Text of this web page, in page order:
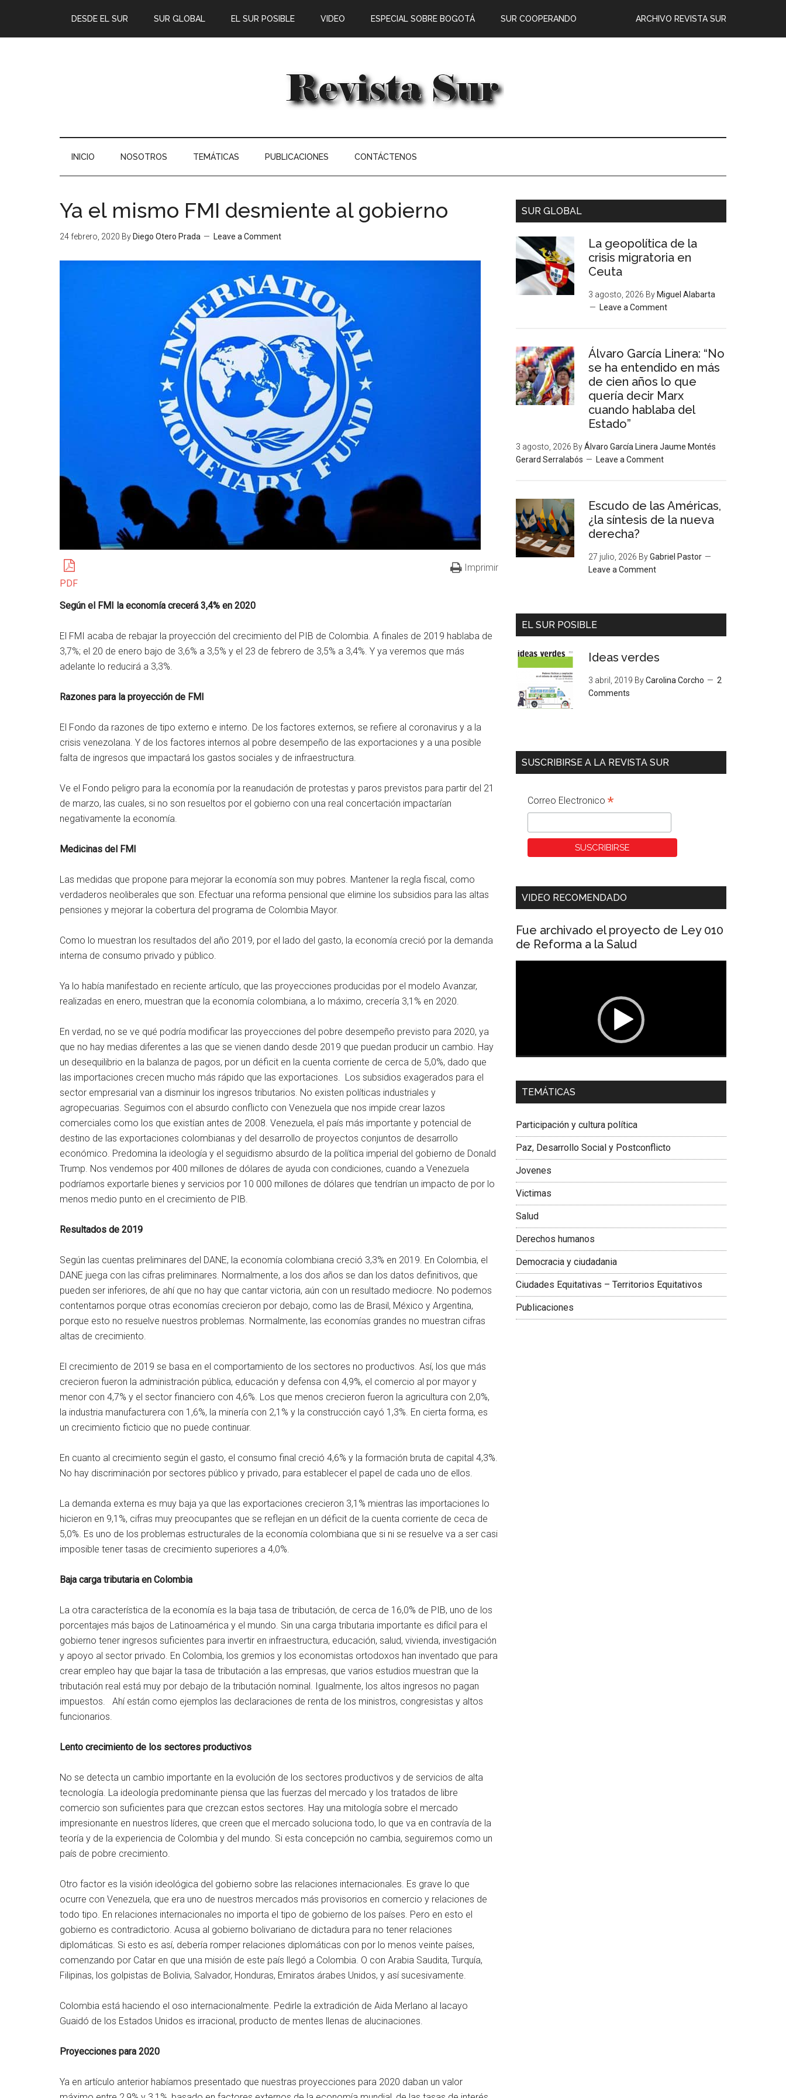
DESDE EL SUR SUR GLOBAL EL SUR POSIBLE ARCHIVO REVISTA SUR
VIDEO ESPECIAL SOBRE BOGOTÁ SUR COOPERANDO
INICIO NOSOTROS TEMÁTICAS PUBLICACIONES CONTÁCTENOS
Ya el mismo FMI desmiente al gobierno
24 febrero, 2020 By Diego Otero Prada Leave a Comment
PDF
Imprimir
Según el FMI la economía crecerá 3,4% en 2020
El FMI acaba de rebajar la proyección del crecimiento del PIB de Colombia. A finales de 2019 hablaba de
3,7%; el 20 de enero bajo de 3,6% a 3,5% y el 23 de febrero de 3,5% a 3,4%. Y ya veremos que más
adelante lo reducirá a 3,3%.
Razones para la proyección de FMI
El Fondo da razones de tipo externo e interno. De los factores externos, se refiere al coronavirus y a la
crisis venezolana. Y de los factores internos al pobre desempeño de las exportaciones y a una posible
falta de ingresos que impactará los gastos sociales y de infraestructura.
Ve el Fondo peligro para la economía por la reanudación de protestas y paros previstos para partir del 21
de marzo, las cuales, si no son resueltos por el gobierno con una real concertación impactarían
negativamente la economía.
Medicinas del FMI
Las medidas que propone para mejorar la economía son muy pobres. Mantener la regla fiscal, como
verdaderos neoliberales que son. Efectuar una reforma pensional que elimine los subsidios para las altas
pensiones y mejorar la cobertura del programa de Colombia Mayor.
Como lo muestran los resultados del año 2019, por el lado del gasto, la economía creció por la demanda
interna de consumo privado y público.
Ya lo había manifestado en reciente artículo, que las proyecciones producidas por el modelo Avanzar,
realizadas en enero, muestran que la economía colombiana, a lo máximo, crecería 3,1% en 2020.
En verdad, no se ve qué podría modificar las proyecciones del pobre desempeño previsto para 2020, ya
que no hay medias diferentes a las que se vienen dando desde 2019 que puedan producir un cambio. Hay
un desequilibrio en la balanza de pagos, por un déficit en la cuenta corriente de cerca de 5,0%, dado que
las importaciones crecen mucho más rápido que las exportaciones. Los subsidios exagerados para el
sector empresarial van a disminuir los ingresos tributarios. No existen políticas industriales y
agropecuarias. Seguimos con el absurdo conflicto con Venezuela que nos impide crear lazos
comerciales como los que existían antes de 2008. Venezuela, el país más importante y potencial de
destino de las exportaciones colombianas y del desarrollo de proyectos conjuntos de desarrollo
económico. Predomina la ideología y el seguidismo absurdo de la política imperial del gobierno de Donald
Trump. Nos vendemos por 400 millones de dólares de ayuda con condiciones, cuando a Venezuela
podríamos exportarle bienes y servicios por 10 000 millones de dólares que tendrían un impacto de por lo
menos medio punto en el crecimiento de PIB.
Resultados de 2019
Según las cuentas preliminares del DANE, la economía colombiana creció 3,3% en 2019. En Colombia, el
DANE juega con las cifras preliminares. Normalmente, a los dos años se dan los datos definitivos, que
pueden ser inferiores, de ahí que no hay que cantar victoria, aún con un resultado mediocre. No podemos
contentarnos porque otras economías crecieron por debajo, como las de Brasil, México y Argentina,
porque esto no resuelve nuestros problemas. Normalmente, las economías grandes no muestran cifras
altas de crecimiento.
El crecimiento de 2019 se basa en el comportamiento de los sectores no productivos. Así, los que más
crecieron fueron la administración pública, educación y defensa con 4,9%, el comercio al por mayor y
menor con 4,7% y el sector financiero con 4,6%. Los que menos crecieron fueron la agricultura con 2,0%,
la industria manufacturera con 1,6%, la minería con 2,1% y la construcción cayó 1,3%. En cierta forma, es
un crecimiento ficticio que no puede continuar.
En cuanto al crecimiento según el gasto, el consumo final creció 4,6% y la formación bruta de capital 4,3%.
No hay discriminación por sectores público y privado, para establecer el papel de cada uno de ellos.
La demanda externa es muy baja ya que las exportaciones crecieron 3,1% mientras las importaciones lo
hicieron en 9,1%, cifras muy preocupantes que se reflejan en un déficit de la cuenta corriente de ceca de
5,0%. Es uno de los problemas estructurales de la economía colombiana que si ni se resuelve va a ser casi
imposible tener tasas de crecimiento superiores a 4,0%.
Baja carga tributaria en Colombia
La otra característica de la economía es la baja tasa de tributación, de cerca de 16,0% de PIB, uno de los
porcentajes más bajos de Latinoamérica y el mundo. Sin una carga tributaria importante es difícil para el
gobierno tener ingresos suficientes para invertir en infraestructura, educación, salud, vivienda, investigación
y apoyo al sector privado. En Colombia, los gremios y los economistas ortodoxos han inventado que para
crear empleo hay que bajar la tasa de tributación a las empresas, que varios estudios muestran que la
tributación real está muy por debajo de la tributación nominal. Igualmente, los altos ingresos no pagan
impuestos. Ahí están como ejemplos las declaraciones de renta de los ministros, congresistas y altos
funcionarios.
Lento crecimiento de los sectores productivos
No se detecta un cambio importante en la evolución de los sectores productivos y de servicios de alta
tecnología. La ideología predominante piensa que las fuerzas del mercado y los tratados de libre
comercio son suficientes para que crezcan estos sectores. Hay una mitología sobre el mercado
impresionante en nuestros líderes, que creen que el mercado soluciona todo, lo que va en contravía de la
teoría y de la experiencia de Colombia y del mundo. Si esta concepción no cambia, seguiremos como un
país de pobre crecimiento.
Otro factor es la visión ideológica del gobierno sobre las relaciones internacionales. Es grave lo que
ocurre con Venezuela, que era uno de nuestros mercados más provisorios en comercio y relaciones de
todo tipo. En relaciones internacionales no importa el tipo de gobierno de los países. Pero en esto el
gobierno es contradictorio. Acusa al gobierno bolivariano de dictadura para no tener relaciones
diplomáticas. Si esto es así, debería romper relaciones diplomáticas con por lo menos veinte países,
comenzando por Catar en que una misión de este país llegó a Colombia. O con Arabia Saudita, Turquía,
Filipinas, los golpistas de Bolivia, Salvador, Honduras, Emiratos árabes Unidos, y así sucesivamente.
Colombia está haciendo el oso internacionalmente. Pedirle la extradición de Aida Merlano al lacayo
Guaidó de los Estados Unidos es irracional, producto de mentes llenas de alucinaciones.
Proyecciones para 2020
Ya en artículo anterior habíamos presentado que nuestras proyecciones para 2020 daban un valor
SUR GLOBAL
La geopolítica de la
crisis migratoria en
Ceuta
3 agosto, 2026 By Miguel Alabarta
Leave a Comment
Álvaro García Linera: “No
se ha entendido en más
de cien años lo que
quería decir Marx
cuando hablaba del
Estado”
3 agosto, 2026 ByÁlvaro García Linera Jaume Montés
Gerard Serralabós
Leave a Comment
Escudo de las Américas,
¿la síntesis de la nueva
derecha?
27 julio, 2026 ByGabriel Pastor
Leave a Comment
EL SUR POSIBLE
Ideas verdes
3 abril, 2019 ByCarolina Corcho
2
Comments
SUSCRIBIRSE A LA REVISTA SUR
Correo Electronico *
VIDEO RECOMENDADO
Fue archivado el proyecto de Ley 010
de Reforma a la Salud
Dra. Carolina Corcho Mejía,
Latinoamericana Sur, Vicepresidenta Federación
TEMÁTICAS
Participación y cultura política
Paz, Desarrollo Social y Postconflicto
Jovenes
Victimas
Salud
Derechos humanos
Democracia y ciudadania
Ciudades Equitativas – Territorios Equitativos
Publicaciones